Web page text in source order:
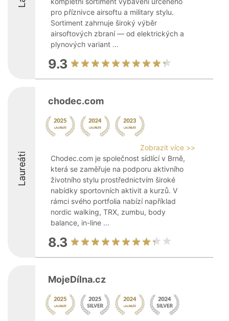
pro příznivce airsoftu a military stylu.
Sortiment zahrnuje široký výběr
airsoftových zbraní — od elektrických a
plynových variant ...
9.3
Laureáti
chodec.com
Zobrazit více >>
Chodec.com je společnost sídlící v Brně,
která se zaměřuje na podporu aktivního
životního stylu prostřednictvím široké
nabídky sportovních aktivit a kurzů. V
rámci svého portfolia nabízí například
nordic walking, TRX, zumbu, body
balance, in-line ...
8.3
MojeDílna.cz